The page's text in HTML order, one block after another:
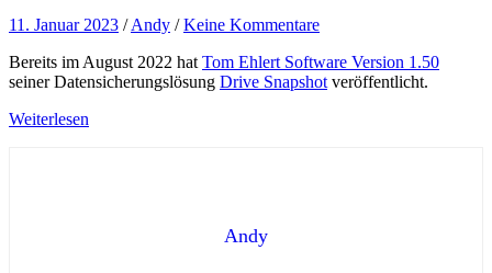
11. Januar 2023 /Andy /Keine Kommentare
Bereits im August 2022 hat Tom Ehlert Software Version 1.50
seiner Datensicherungslösung Drive Snapshot veröffentlicht.
Weiterlesen
Andy